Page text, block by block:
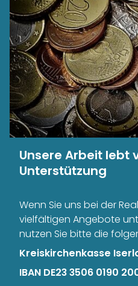
Unsere Arbeit lebt
Unterstützung
Wenn Sie uns bei der
vielfältigen Angebote
nutzen Sie bitte die
Kreiskirchenkasse
IBAN DE23 3506 0190